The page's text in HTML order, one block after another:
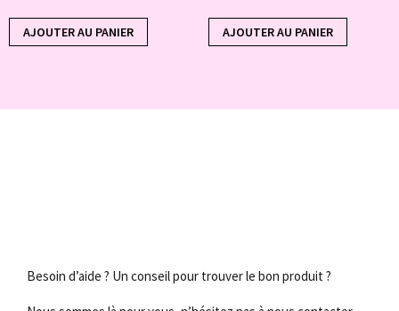
AJOUTER AU PANIER AJOUTER AU PANIER
Besoin d’aide ? Un conseil pour trouver le bon produit ?